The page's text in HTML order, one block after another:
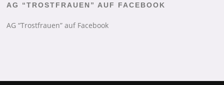
AG “TROSTFRAUEN” AUF FACEBOOK
AG “Trostfrauen” auf Facebook